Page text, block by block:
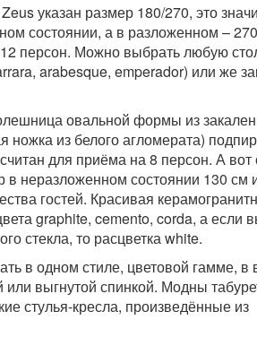
указан размер 180/270, это
состоянии, а в разложенном –
персон. Можно выбрать любую
arabesque, emperador) или же
овальной формы из
из белого агломерата)
для приёма на 8 персон. А
неразложенном состоянии 130 см
гостей. Красивая
graphite, cemento, corda, а если
стекла, то расцветка white.
в одном стиле, цветовой гамме, в
выгнутой спинкой. Модны
стулья-кресла, произведённые из